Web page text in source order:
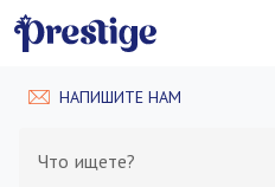
НАПИШИТЕ НАМ
Что ищете?